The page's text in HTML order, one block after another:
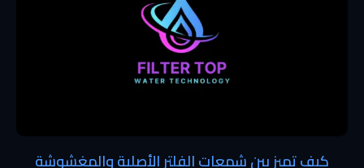
كيف تميز بين شمعات الفلتر الأصلية والمغشوشة